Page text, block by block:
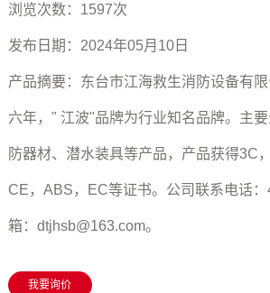
浏览次数： 1597次
发布日期： 2024年05月10日
产品摘要： 东台市江海救生消防设备有
六年，" 江波"品牌为行业知名品牌。主
防器材、潜水装具等产品，产品获得3C
CE，ABS，EC等证书。公司联系电话
箱：dtjhsb@163.com。
我要询价